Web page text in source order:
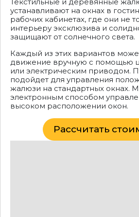
устанавливают на окнах в
рабочих кабинетах, где они не
интерьеру эксклюзива и
защищают от солнечного света.
Каждый из этих вариантов
движение вручную с помощью
или электрическим приводом.
подойдет для управления
жалюзи на стандартных окнах.
электронным способом
высоком расположении окон.
Рассчитать